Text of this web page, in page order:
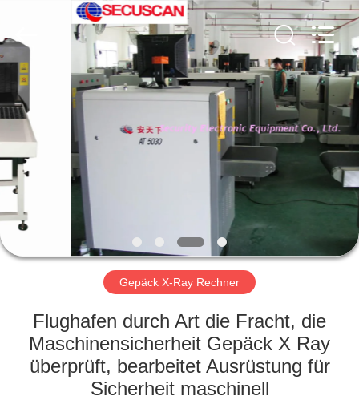
HAUS
PRODUKTE
ÜBER
UNS
FABRIK-
AUSFLUG
QUALITÄTSKONTROLLE
TRETEN
CO.,
LIMITED.
All
Rights
Reserved.
Gepäck X-Ray Rechner
Flughafen durch Art die Fracht, die
Maschinensicherheit Gepäck X Ray
überprüft, bearbeitet Ausrüstung für
Sicherheit maschinell